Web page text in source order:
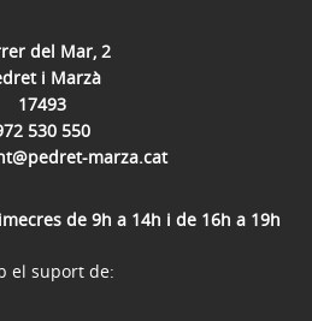
del Mar, 2
i Marzà
17493
530 550
marza.cat
de 9h a 14h i de 16h a 19h
el suport de: